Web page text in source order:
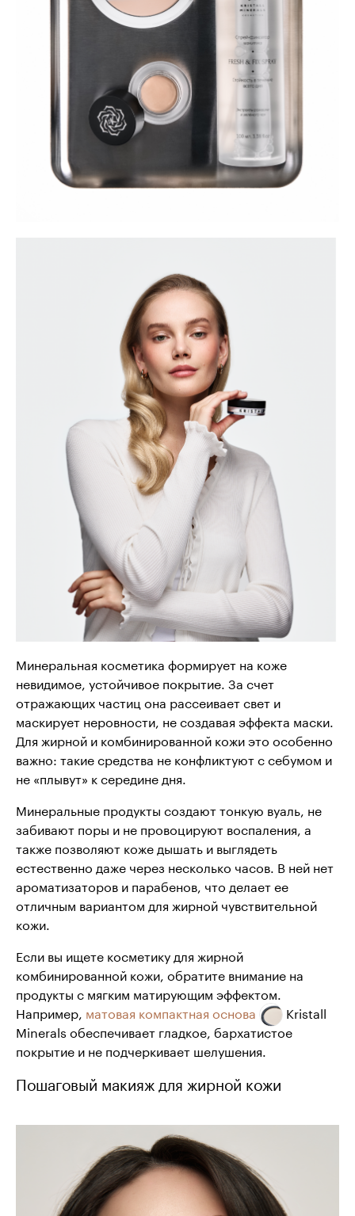
Минеральная косметика формирует на коже
невидимое, устойчивое покрытие. За счет
отражающих частиц она рассеивает свет и
маскирует неровности, не создавая эффекта маски.
Для жирной и комбинированной кожи это особенно
важно: такие средства не конфликтуют с себумом и
не «плывут» к середине дня.
Минеральные продукты создают тонкую вуаль, не
забивают поры и не провоцируют воспаления, а
также позволяют коже дышать и выглядеть
естественно даже через несколько часов. В ней нет
ароматизаторов и парабенов, что делает ее
отличным вариантом для жирной чувствительной
кожи.
Если вы ищете косметику для жирной
комбинированной кожи, обратите внимание на
продукты с мягким матирующим эффектом.
Например, матовая компактная основа
Kristall
Minerals обеспечивает гладкое, бархатистое
покрытие и не подчеркивает шелушения.
Пошаговый макияж для жирной кожи